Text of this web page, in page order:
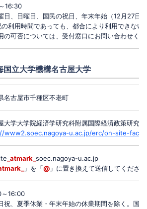
16:30
日、日曜日、国民の祝日、年末年始（12月27
利用時間であっても、都合により利用できない
の可否については、受付窓口にお問い合わせく
立大学機構名古屋大学
名古屋市千種区不老町
大学大学院経済学研究科附属国際経済政策研
www2.soec.nagoya-u.ac.jp/erc/on-site-
_atmark_ soec.nagoya-u.ac.jp
」を「@ 」に置き換えて送信してくださ
16:00
祝、夏季休業・年末年始の休業期間を除く。国